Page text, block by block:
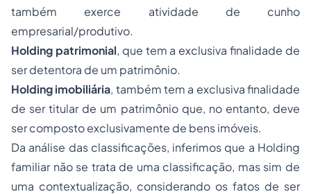
também exerce atividade de cunho
empresarial/produtivo.
Holding patrimonial, que tem a exclusiva finalidade de
ser detentora de um patrimônio.
Holding imobiliária, também tem a exclusiva finalidade
de ser titular de um patrimônio que, no entanto, deve
ser composto exclusivamente de bens imóveis.
Da análise das classificações, inferimos que a Holding
familiar não se trata de uma classificação, mas sim de
uma contextualização, considerando os fatos de ser